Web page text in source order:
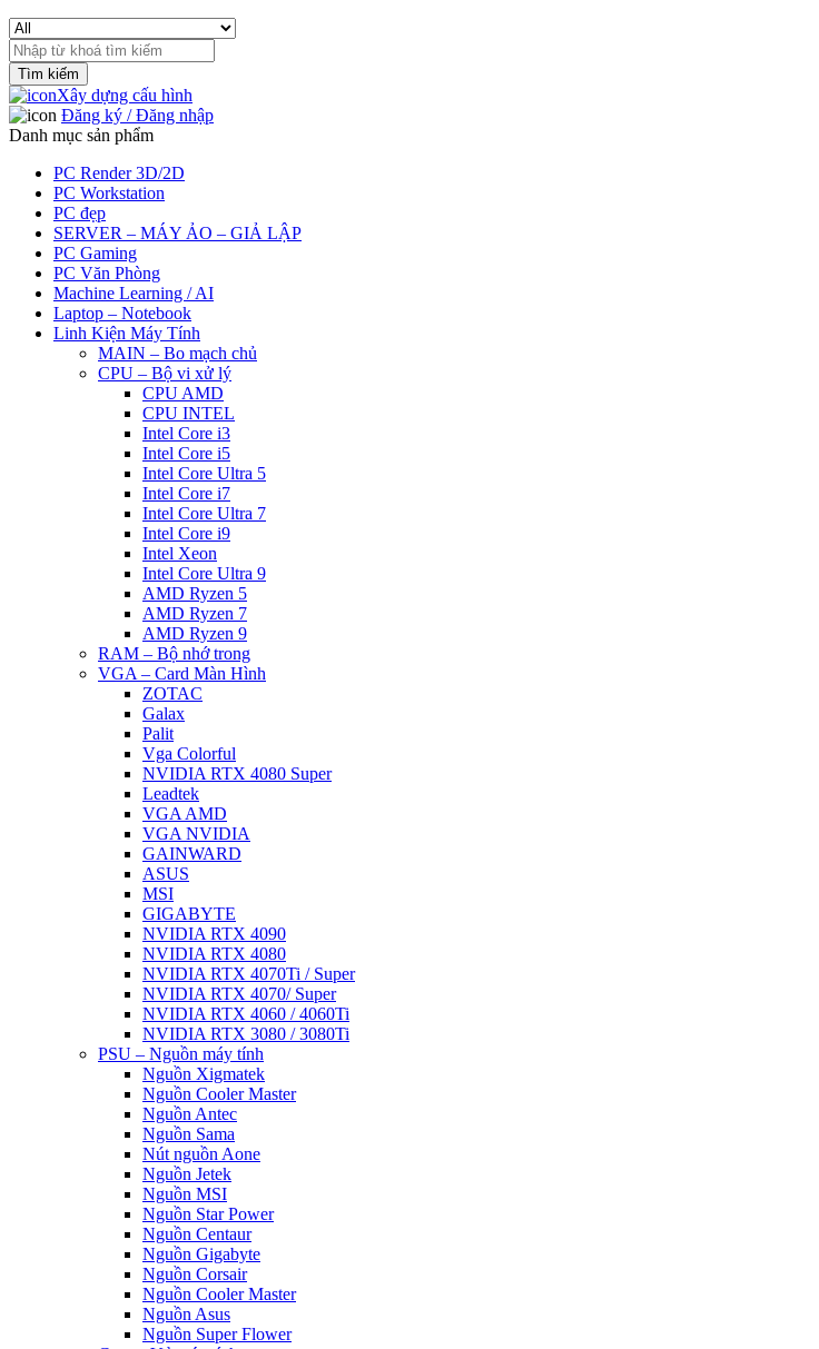
Search
for:
Xây dựng cấu hình
Đăng ký / Đăng nhập
Danh mục sản phẩm
PC Render 3D/2D
PC Workstation
PC đẹp
SERVER – MÁY ẢO – GIẢ LẬP
PC Gaming
PC Văn Phòng
Machine Learning / AI
Laptop – Notebook
Linh Kiện Máy Tính
MAIN – Bo mạch chủ
CPU – Bộ vi xử lý
CPU AMD
CPU INTEL
Intel Core i3
Intel Core i5
Intel Core Ultra 5
Intel Core i7
Intel Core Ultra 7
Intel Core i9
Intel Xeon
Intel Core Ultra 9
AMD Ryzen 5
AMD Ryzen 7
AMD Ryzen 9
RAM – Bộ nhớ trong
VGA – Card Màn Hình
ZOTAC
Galax
Palit
Vga Colorful
NVIDIA RTX 4080 Super
Leadtek
VGA AMD
VGA NVIDIA
GAINWARD
ASUS
MSI
GIGABYTE
NVIDIA RTX 4090
NVIDIA RTX 4080
NVIDIA RTX 4070Ti / Super
NVIDIA RTX 4070/ Super
NVIDIA RTX 4060 / 4060Ti
NVIDIA RTX 3080 / 3080Ti
PSU – Nguồn máy tính
Nguồn Xigmatek
Nguồn Cooler Master
Nguồn Antec
Nguồn Sama
Nút nguồn Aone
Nguồn Jetek
Nguồn MSI
Nguồn Star Power
Nguồn Centaur
Nguồn Gigabyte
Nguồn Corsair
Nguồn Cooler Master
Nguồn Asus
Nguồn Super Flower